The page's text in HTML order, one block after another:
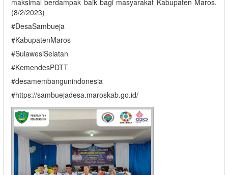
(8/2/2023)
#DesaSambueja
#KabupatenMaros
#SulawesiSelatan
#KemendesPDTT
#desamembangunindonesia
#https://sambuejadesa.maroskab.go.id/